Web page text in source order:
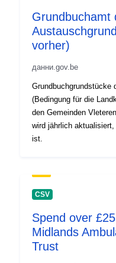
Пространствени
Съответства на:
Произход:
Идентификатор
Grundbuchamt
vorher)
данни.gov.be
Grundbuchgrundstücke
(Bedingung für die
den Gemeinden
wird jährlich
ist.
CSV
Spend over
Midlands
Trust